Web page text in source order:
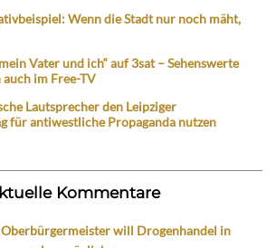
Wenn die Stadt nur noch mäht,
Vater und ich“ auf 3sat – Sehenswerte
im Free-TV
Lautsprecher den Leipziger
für antiwestliche Propaganda nutzen
Kommentare
will Drogenhandel in